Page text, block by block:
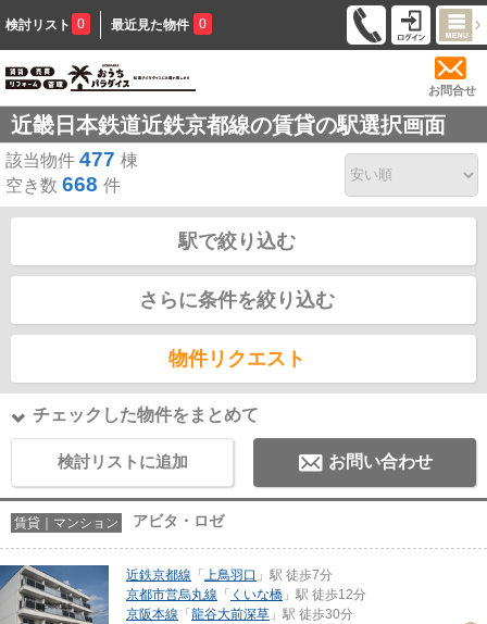
検討リスト 0 最近見た物件 0
お問合せ
近畿日本鉄道近鉄京都線の賃貸の駅選択画面
該当物件 477 棟
空き数 668 件
駅で絞り込む
さらに条件を絞り込む
物件リクエスト
チェックした物件をまとめて
検討リストに追加 お問い合わせ
賃貸｜マンション アビタ・ロゼ
近鉄京都線 「 上鳥羽口 」駅 徒歩7分
京都市営烏丸線 「 くいな橋 」駅 徒歩12分
京阪本線 「 龍谷大前深草 」駅 徒歩30分